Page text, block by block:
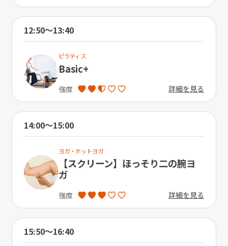
12:50〜13:40
ピラティス
Basic+
強度 詳細を見る
14:00〜15:00
ヨガ・ホットヨガ
【スクリーン】ほっそり二の腕ヨ
ガ
強度 詳細を見る
15:50〜16:40